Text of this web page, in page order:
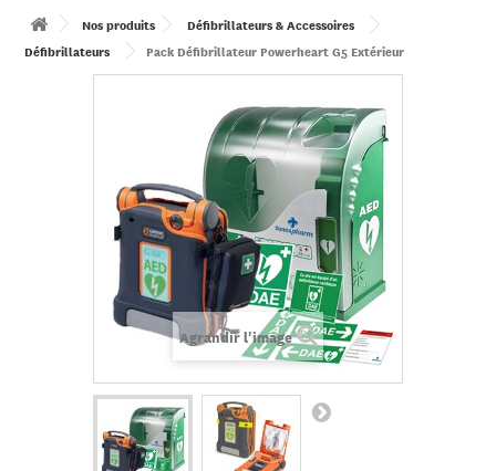
Nos produits
Défibrillateurs & Accessoires
Défibrillateurs
Pack Défibrillateur Powerheart G5 Extérieur
Agrandir l'image